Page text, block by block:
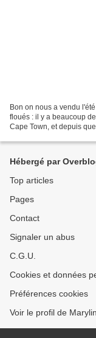
Bon on nous a vendu
floués : il y a beaucoup
Cape Town, et depuis
Hébergé par
Top articles
Pages
Contact
Signaler un abus
C.G.U.
Cookies et données
Préférences cookies
Voir le profil de